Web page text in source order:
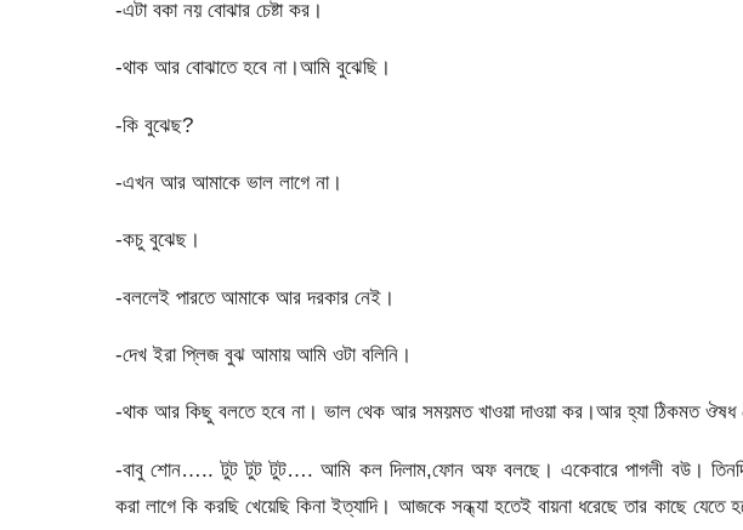
-এটা বকা নয় বোঝার চেষ্টা কর।
-থাক আর বোঝাতে হবে না।আমি বুঝেছি।
-কি বুঝেছ?
-এখন আর আমাকে ভাল লাগে না।
-কচু বুঝেছ।
-বললেই পারতে আমাকে আর দরকার নেই।
-দেখ ইরা প্লিজ বুঝ আমায় আমি ওটা বলিনি।
-থাক আর কিছু বলতে হবে না। ভাল থেক আর সময়মত খাওয়া দাওয়া কর।আর হ্যা ঠিকমত ঔষধ
-বাবু শোন….. টুট টুট টুট…. আমি কল দিলাম,ফোন অফ বলছে। একেবারে পাগলী বউ। তিনদিন
করা লাগে কি করছি খেয়েছি কিনা ইত্যাদি। আজকে সন্ধ্যা হতেই বায়না ধরেছে তার কাছে